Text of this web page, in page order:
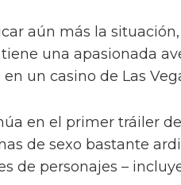
aún más la
una apasionada
un casino de Las
en el primer tráiler
de sexo bastante
de personajes –